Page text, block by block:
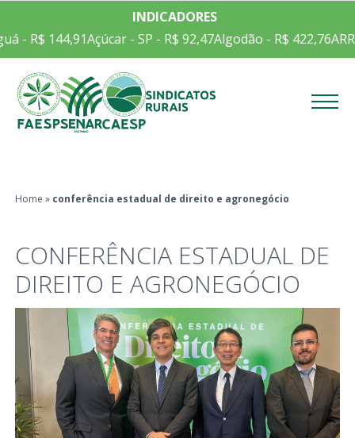
INDICADORES
- R$ 144,91Açúcar - SP - R$ 92,47Algodão - R$ 422,76
Home » conferência estadual de direito e agronegócio
CONFERÊNCIA ESTADUAL DE
DIREITO E AGRONEGÓCIO